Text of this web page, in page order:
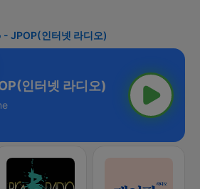
- JPOP(인터넷 라디오)
인터넷 라디오)